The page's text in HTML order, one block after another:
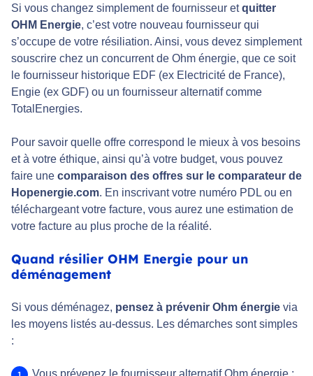
Si vous changez simplement de fournisseur etquitter
OHM Energie, c’est votre nouveau fournisseur qui
s’occupe de votre résiliation. Ainsi, vous devez simplement
souscrire chez un concurrent de Ohm énergie, que ce soit
le fournisseur historique EDF (ex Electricité de France),
Engie (ex GDF) ou un fournisseur alternatif comme
TotalEnergies.
Pour savoir quelle offre correspond le mieux à vos besoins
et à votre éthique, ainsi qu’à votre budget, vous pouvez
faire une comparaison des offres sur le comparateur de
Hopenergie.com. En inscrivant votre numéro PDL ou en
téléchargeant votre facture, vous aurez une estimation de
votre facture au plus proche de la réalité.
Quand résilier OHM Energie pour un
déménagement
Si vous déménagez, pensez à prévenir Ohm énergie via
les moyens listés au-dessus. Les démarches sont simples
: